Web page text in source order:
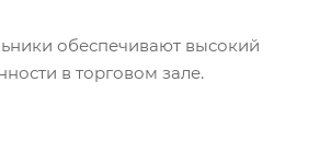
обеспечивают высокий
в торговом зале.